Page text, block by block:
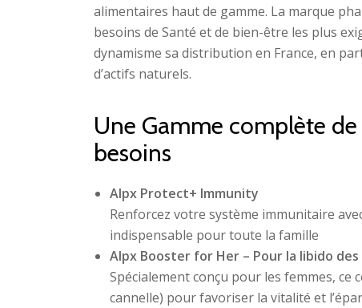
alimentaires haut de gamme. La marque
besoins de Santé et de bien-être les plus
dynamisme sa distribution en France, en
d’actifs naturels.
Une Gamme complète
besoins
Alpx Protect+ Immunity
Renforcez votre système immunitaire
indispensable pour toute la famille
Alpx Booster for Her – Pour la libido des
Spécialement conçu pour les femmes,
cannelle) pour favoriser la vitalité et